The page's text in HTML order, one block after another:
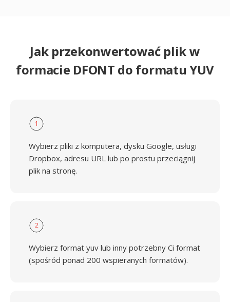
Jak przekonwertować plik w
formacie DFONT do formatu YUV
1
Wybierz pliki z komputera, dysku Google, usługi
Dropbox, adresu URL lub po prostu przeciągnij
plik na stronę.
2
Wybierz format yuv lub inny potrzebny Ci format
(spośród ponad 200 wspieranych formatów).